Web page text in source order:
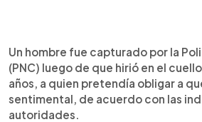
► Escuchar artículo
Un hombre fue capturado por la
(PNC) luego de que hirió en el
años, a quien pretendía obligar a
sentimental, de acuerdo con las
autoridades.